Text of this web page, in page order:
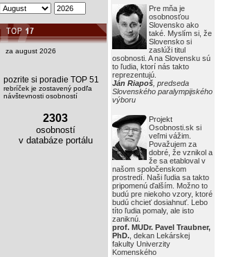
Pre mňa je
osobnosťou
Slovensko ako
také. Myslím si, že
Slovensko si
zaslúži titul
osobnosti. A na Slovensku sú
to ľudia, ktorí nás takto
reprezentujú.
Ján Riapoš , predseda
Slovenského paralympijského
výboru
Projekt
Osobnosti.sk si
veľmi vážim.
Považujem za
dobré, že vznikol a
že sa etabloval v
našom spoločenskom
prostredí. Naši ľudia sa takto
pripomenú ďalším. Možno to
budú pre niekoho vzory, ktoré
budú chcieť dosiahnuť. Lebo
títo ľudia pomaly, ale isto
zaniknú.
prof. MUDr. Pavel Traubner,
PhD. , dekan Lekárskej
fakulty Univerzity
Komenského
za august 2026
pozrite si poradie TOP 51
rebríček je zostavený podľa
návštevnosti osobností
2303
osobností
v databáze portálu